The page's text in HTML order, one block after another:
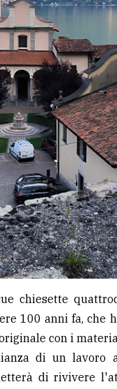
chiesette
100 anni fa, che
con i
di un lavoro
di rivivere